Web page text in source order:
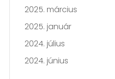
2025. március
2025. január
2024. július
2024. június